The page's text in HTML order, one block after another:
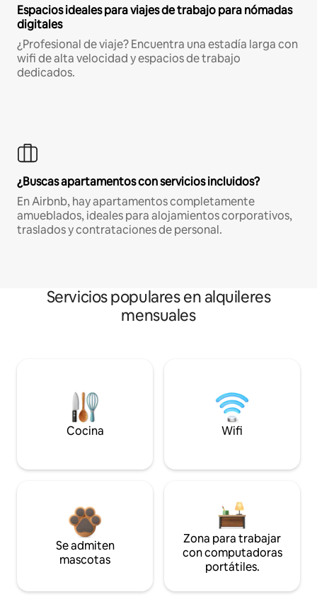
Espacios ideales para viajes de trabajo para nómadas
digitales
¿Profesional de viaje? Encuentra una estadía larga con
wifi de alta velocidad y espacios de trabajo
dedicados.
¿Buscas apartamentos con servicios incluidos?
En Airbnb, hay apartamentos completamente
amueblados, ideales para alojamientos corporativos,
traslados y contrataciones de personal.
Servicios populares en alquileres
mensuales
Cocina Wifi
Se admiten
mascotas
Zona para trabajar
con computadoras
portátiles.